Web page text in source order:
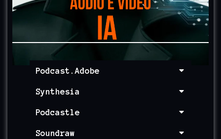
Podcast.Adobe
Synthesia
Podcastle
Soundraw